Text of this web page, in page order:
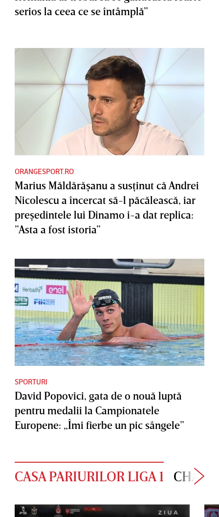
serios la ceea ce se întâmplă”
ORANGESPORT.RO
Marius Măldărăşanu a susţinut că Andrei
Nicolescu a încercat să-l păcălească, iar
preşedintele lui Dinamo i-a dat replica:
”Asta a fost istoria”
SPORTURI
David Popovici, gata de o nouă luptă
pentru medalii la Campionatele
Europene: „Îmi fierbe un pic sângele”
CASA PARIURILOR LIGA 1